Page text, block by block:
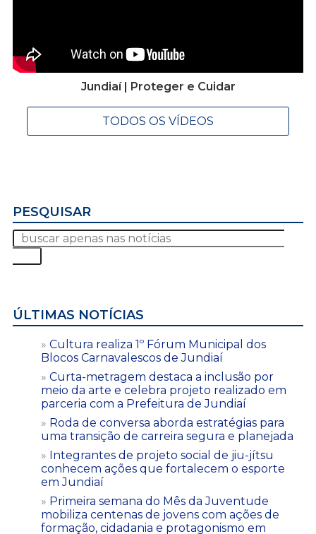
Jundiaí | Proteger e Cuidar
TODOS OS VÍDEOS
PESQUISAR
ÚLTIMAS NOTÍCIAS
Cultura realiza 1º Fórum Municipal dos
Blocos Carnavalescos de Jundiaí
Curta-metragem destaca a inclusão por
meio da arte e celebra projeto realizado em
parceria com a Prefeitura de Jundiaí
Roda de conversa aborda estratégias para
uma transição de carreira segura e planejada
Integrantes de projeto social de jiu-jítsu
conhecem ações que fortalecem o esporte
em Jundiaí
Primeira semana do Mês da Juventude
mobiliza centenas de jovens com ações de
formação, cidadania e protagonismo em